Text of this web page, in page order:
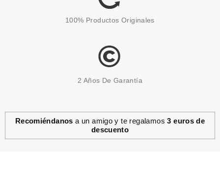
L´OCCITANE EN PROVENCE
100% Productos Originales
2 Años De Garantía
Recomiéndanos a un amigo y te regalamos3 euros de
descuento